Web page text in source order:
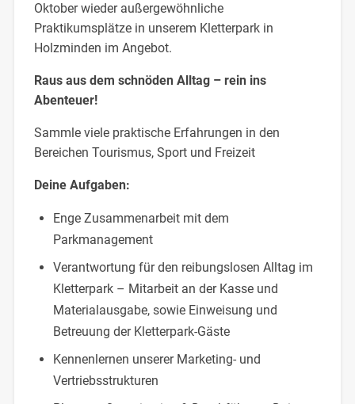
Oktober wieder außergewöhnliche
Praktikumsplätze in unserem Kletterpark in
Holzminden im Angebot.
Raus aus dem schnöden Alltag – rein ins
Abenteuer!
Sammle viele praktische Erfahrungen in den
Bereichen Tourismus, Sport und Freizeit
Deine Aufgaben:
Enge Zusammenarbeit mit dem
Parkmanagement
Verantwortung für den reibungslosen Alltag im
Kletterpark – Mitarbeit an der Kasse und
Materialausgabe, sowie Einweisung und
Betreuung der Kletterpark-Gäste
Kennenlernen unserer Marketing- und
Vertriebsstrukturen